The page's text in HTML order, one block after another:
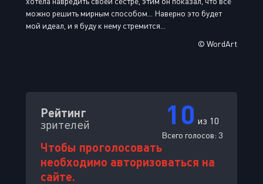
можно решить мирным способом... Наверно это будет
мой идеал, и я буду к нему стремится...
© WordArt
Рейтинг
зрителей 10 из 10
Всего голосов: 3
Чтобы проголосовать
необходимо авторизоваться на
сайте.